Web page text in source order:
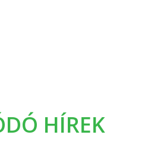
HÍREK